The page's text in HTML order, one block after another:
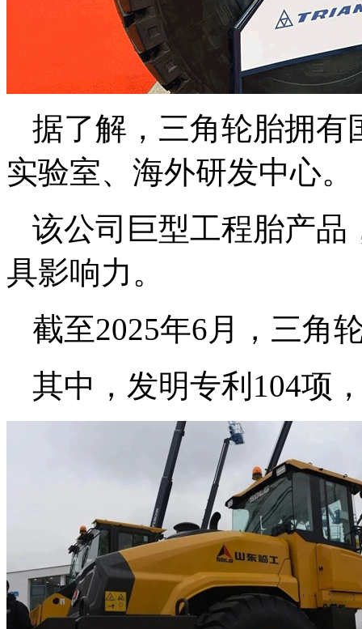
据了解，三角轮胎拥有
实验室、海外研发中心。
该公司巨型工程胎产品
具影响力。
截至2025年6月，三角
其中，发明专利104项